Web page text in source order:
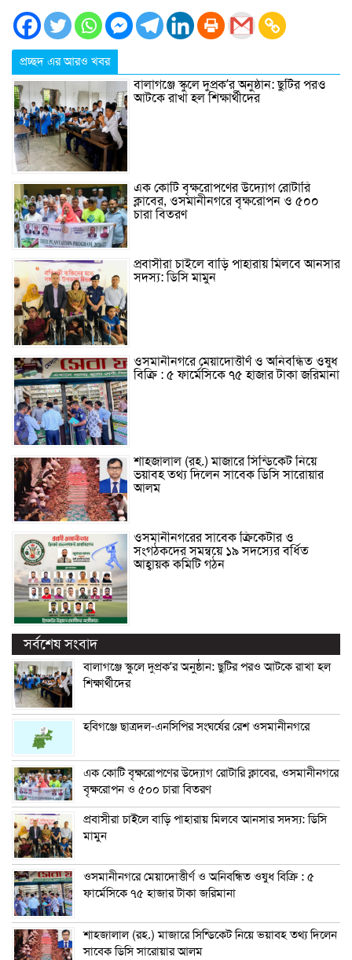
প্রচ্ছদ এর আরও খবর
বালাগঞ্জে স্কুলে দুপ্রক’র অনুষ্ঠান: ছুটির পরও
আটকে রাখা হল শিক্ষার্থীদের
এক কোটি বৃক্ষরোপণের উদ্যোগ রোটারি
ক্লাবের, ওসমানীনগরে বৃক্ষরোপন ও ৫০০
চারা বিতরণ
প্রবাসীরা চাইলে বাড়ি পাহারায় মিলবে আনসার
সদস্য: ডিসি মামুন
ওসমানীনগরে মেয়াদোত্তীর্ণ ও অনিবন্ধিত ওষুধ
বিক্রি : ৫ ফার্মেসিকে ৭৫ হাজার টাকা জরিমানা
শাহজালাল (রহ.) মাজারে সিন্ডিকেট নিয়ে
ভয়াবহ তথ্য দিলেন সাবেক ডিসি সারোয়ার
আলম
ওসমানীনগরের সাবেক ক্রিকেটার ও
সংগঠকদের সমন্বয়ে ১৯ সদস্যের বর্ধিত
আহ্বায়ক কমিটি গঠন
সর্বশেষ সংবাদ
বালাগঞ্জে স্কুলে দুপ্রক’র অনুষ্ঠান: ছুটির পরও আটকে রাখা হল
শিক্ষার্থীদের
হবিগঞ্জে ছাত্রদল-এনসিপির সংঘর্ষের রেশ ওসমানীনগরে
এক কোটি বৃক্ষরোপণের উদ্যোগ রোটারি ক্লাবের, ওসমানীনগরে
বৃক্ষরোপন ও ৫০০ চারা বিতরণ
প্রবাসীরা চাইলে বাড়ি পাহারায় মিলবে আনসার সদস্য: ডিসি
মামুন
ওসমানীনগরে মেয়াদোত্তীর্ণ ও অনিবন্ধিত ওষুধ বিক্রি : ৫
ফার্মেসিকে ৭৫ হাজার টাকা জরিমানা
শাহজালাল (রহ.) মাজারে সিন্ডিকেট নিয়ে ভয়াবহ তথ্য দিলেন
সাবেক ডিসি সারোয়ার আলম